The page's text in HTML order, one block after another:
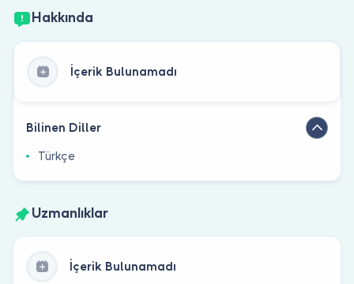
Hakkında
İçerik Bulunamadı
Bilinen Diller
Türkçe
Uzmanlıklar
İçerik Bulunamadı